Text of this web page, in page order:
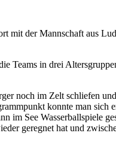
mit der Mannschaft aus
Teams in drei
noch im Zelt schliefen
konnte man sich
im See Wasserballspiele
geregnet hat und